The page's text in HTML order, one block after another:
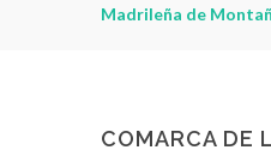
Madrileña de
COMARCA DE